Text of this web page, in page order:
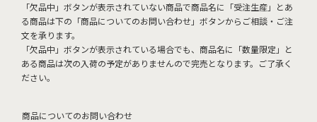
「欠品中」ボタンが表示されていない商品で商品名に「受注生産」とあ
る商品は下の「商品についてのお問い合わせ」ボタンからご相談・ご注
文を承ります。
「欠品中」ボタンが表示されている場合でも、商品名に「数量限定」と
ある商品は次の入荷の予定がありませんので完売となります。ご了承く
ださい。
商品についてのお問い合わせ